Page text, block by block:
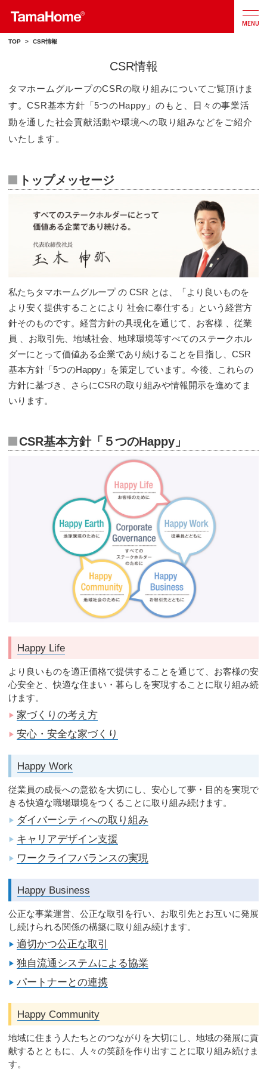
リフォーム
不動産事業
建築実例
生活サービス・ その他
企業・IR情報
MENU
TOP > CSR情報
CSR情報
タマホームグループのCSRの取り組みについてご覧頂けま
す。CSR基本方針「5つのHappy」のもと、日々の事業活
動を通した社会貢献活動や環境への取り組みなどをご紹介
いたします。
トップメッセージ
私たちタマホームグループ の CSR とは、「より良いものを
より安く提供することにより 社会に奉仕する」という経営方
針そのものです。経営方針の具現化を通じて、お客様 、従業
員 、お取引先、地域社会、地球環境等すべてのステークホル
ダーにとって価値ある企業であり続けることを目指し、CSR
基本方針「5つのHappy」を策定しています。今後、これらの
方針に基づき、さらにCSRの取り組みや情報開示を進めてま
いります。
CSR基本方針「５つのHappy」
Happy Life
より良いものを適正価格で提供することを通じて、お客様の安
心安全と、快適な住まい・暮らしを実現することに取り組み続
けます。
▶ 家づくりの考え方
▶ 安心・安全な家づくり
Happy Work
従業員の成長への意欲を大切にし、安心して夢・目的を実現で
きる快適な職場環境をつくることに取り組み続けます。
▶ ダイバーシティへの取り組み
▶ キャリアデザイン支援
▶ ワークライフバランスの実現
Happy Business
公正な事業運営、公正な取引を行い、お取引先とお互いに発展
し続けられる関係の構築に取り組み続けます。
▶ 適切かつ公正な取引
▶ 独自流通システムによる協業
▶ パートナーとの連携
Happy Community
地域に住まう人たちとのつながりを大切にし、地域の発展に貢
献するとともに、人々の笑顔を作り出すことに取り組み続けま
す。